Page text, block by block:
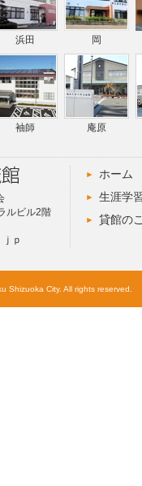
浜田 岡
袖師 庵原
ルビル2階
ｐ
ホーム
生涯学
貸館の
Shizuoka City. All rights reserved.